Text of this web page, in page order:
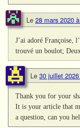
Le 28 mars 2020
J’ai adoré Françoise,
trouvé un boulot;
Le 30 juillet
Thank you for your
It is your article that
a question, can you